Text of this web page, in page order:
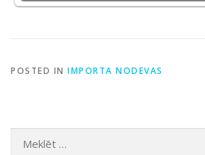
POSTED IN IMPORTA NODEVAS
Meklēt: